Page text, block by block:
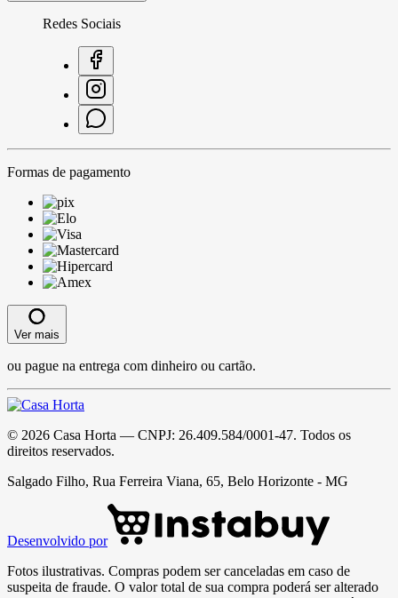
Redes Sociais
Formas de pagamento
Ver mais
ou pague na entrega com dinheiro ou cartão.
© 2026 Casa Horta — CNPJ: 26.409.584/0001-47. Todos os
direitos reservados.
Salgado Filho, Rua Ferreira Viana, 65, Belo Horizonte - MG
Desenvolvido por
Fotos ilustrativas. Compras podem ser canceladas em caso de
suspeita de fraude. O valor total de sua compra poderá ser alterado